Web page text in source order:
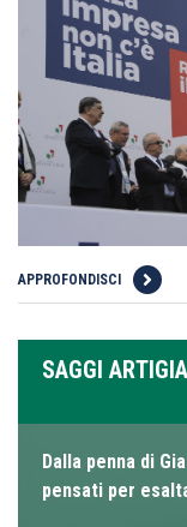
APPROFONDISCI
SAGGI
Dalla penna di
pensati per